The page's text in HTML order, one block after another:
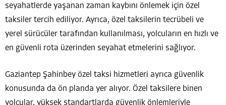
seyahatlerde yaşanan zaman kaybını önlemek için özel
taksiler tercih ediliyor. Ayrıca, özel taksilerin tecrübeli ve
yerel sürücüler tarafından kullanılması, yolcuların en hızlı ve
en güvenli rota üzerinden seyahat etmelerini sağlıyor.
Gaziantep Şahinbey özel taksi hizmetleri ayrıca güvenlik
konusunda da ön planda yer alıyor. Özel taksilere binen
yolcular, yüksek standartlarda güvenlik önlemleriyle